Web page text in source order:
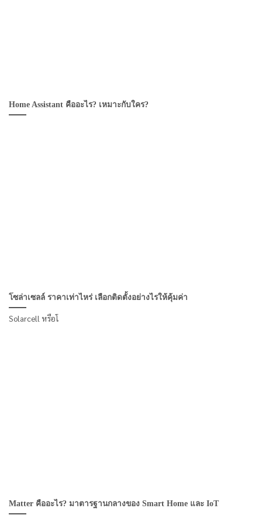
Home Assistant คืออะไร? เหมาะกับใคร?
โซล่าเซลล์ ราคาเท่าไหร่ เลือกติดตั้งอย่างไรให้คุ้มค่า
Solarcell หรือโ
Matter คืออะไร? มาตารฐานกลางของ Smart Home และ IoT